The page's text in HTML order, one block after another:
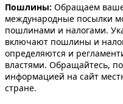
Пошлины: Обращаем
международные посылки
пошлинами и налогами.
включают пошлины и
определяются и
властями. Обращайтесь,
информацией на сайт
стране.